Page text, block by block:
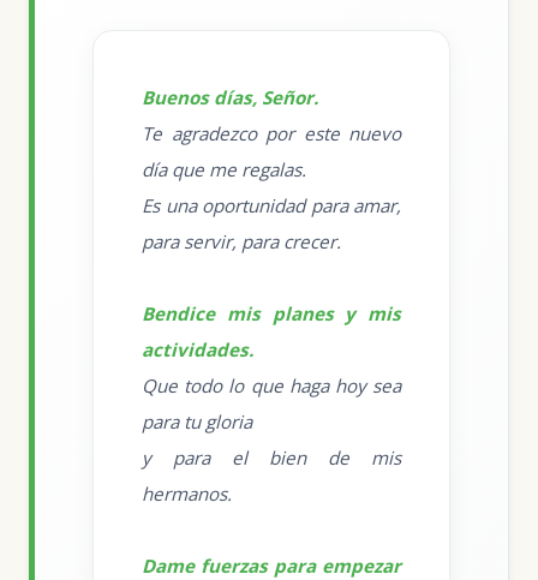
Buenos días, Señor.
Te agradezco por este nuevo
día que me regalas.
Es una oportunidad para amar,
para servir, para crecer.
Bendice mis planes y mis
actividades.
Que todo lo que haga hoy sea
para tu gloria
y para el bien de mis
hermanos.
Dame fuerzas para empezar